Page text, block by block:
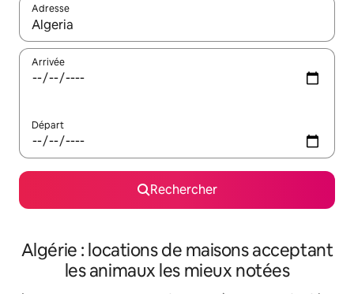
Adresse
Lorsque les résultats s'affichent, utilisez les flèches vers le
Arrivée
Départ
Rechercher
Algérie : locations de maisons acceptant
les animaux les mieux notées